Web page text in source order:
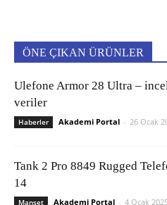
ÖNE ÇIKAN ÜRÜNLER
Ulefone Armor 28 Ultra –
veriler
Haberler Akademi Portal - 26 Ocak
Tank 2 Pro 8849 Rugged
14
Manşet Akademi Portal - 4 Ocak